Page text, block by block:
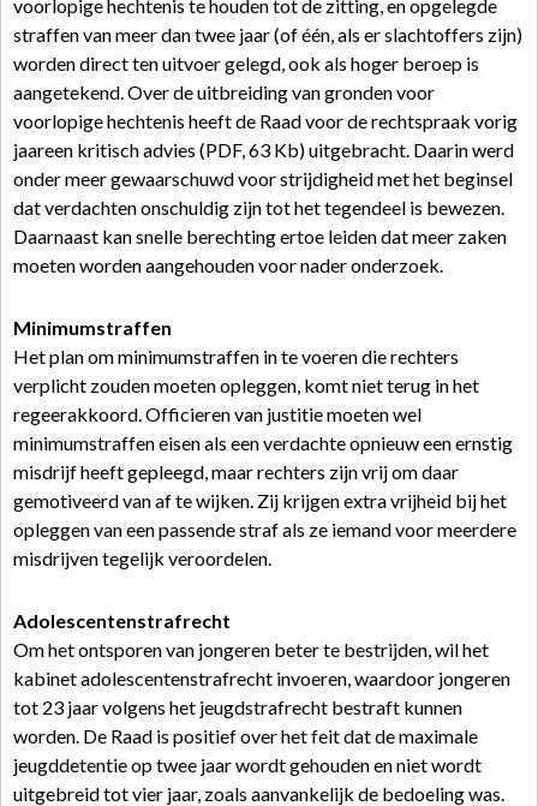
voorlopige hechtenis te houden tot de zitting, en opgelegde
straffen van meer dan twee jaar (of één, als er slachtoffers zijn)
worden direct ten uitvoer gelegd, ook als hoger beroep is
aangetekend. Over de uitbreiding van gronden voor
voorlopige hechtenis heeft de Raad voor de rechtspraak vorig
jaareen kritisch advies (PDF, 63 Kb) uitgebracht. Daarin werd
onder meer gewaarschuwd voor strijdigheid met het beginsel
dat verdachten onschuldig zijn tot het tegendeel is bewezen.
Daarnaast kan snelle berechting ertoe leiden dat meer zaken
moeten worden aangehouden voor nader onderzoek.
Minimumstraffen
Het plan om minimumstraffen in te voeren die rechters
verplicht zouden moeten opleggen, komt niet terug in het
regeerakkoord. Officieren van justitie moeten wel
minimumstraffen eisen als een verdachte opnieuw een ernstig
misdrijf heeft gepleegd, maar rechters zijn vrij om daar
gemotiveerd van af te wijken. Zij krijgen extra vrijheid bij het
opleggen van een passende straf als ze iemand voor meerdere
misdrijven tegelijk veroordelen.
Adolescentenstrafrecht
Om het ontsporen van jongeren beter te bestrijden, wil het
kabinet adolescentenstrafrecht invoeren, waardoor jongeren
tot 23 jaar volgens het jeugdstrafrecht bestraft kunnen
worden. De Raad is positief over het feit dat de maximale
jeugddetentie op twee jaar wordt gehouden en niet wordt
uitgebreid tot vier jaar, zoals aanvankelijk de bedoeling was.